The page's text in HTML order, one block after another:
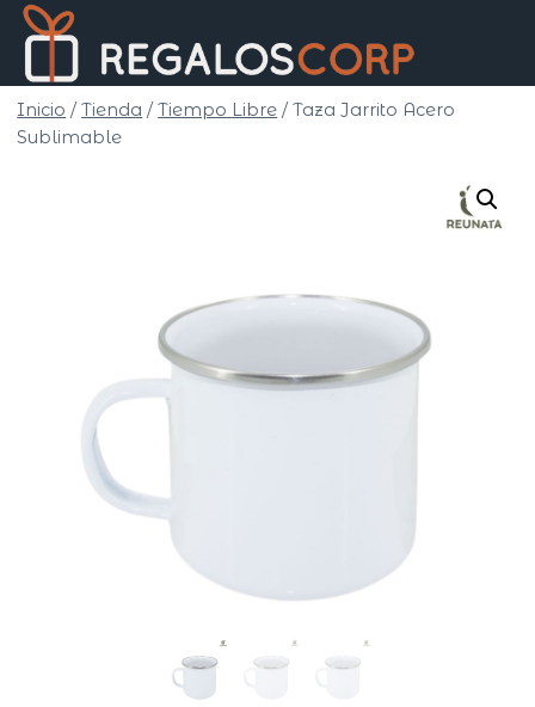
Saltar
contenido
Inicio / Tienda / Tiempo Libre / Taza Jarrito Acero
Sublimable